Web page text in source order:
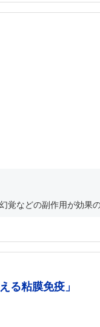
などの副作用が効果
る粘膜免疫」